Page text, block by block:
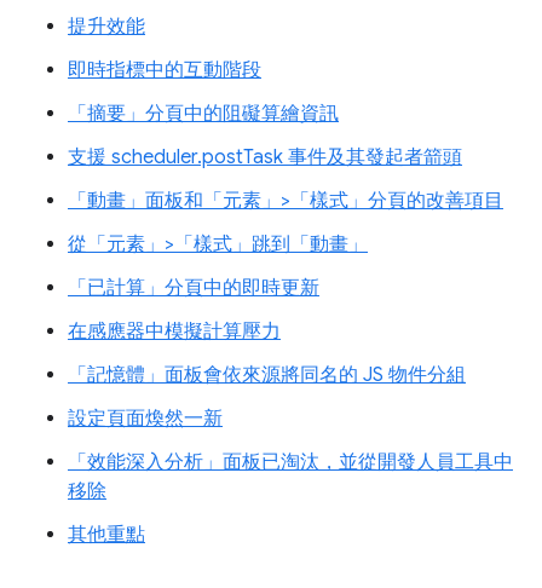
提升效能
即時指標中的互動階段
「摘要」分頁中的阻礙算繪資訊
支援 scheduler.postTask 事件及其發起者箭頭
「動畫」面板和「元素」>「樣式」分頁的改善項目
從「元素」>「樣式」跳到「動畫」
「已計算」分頁中的即時更新
在感應器中模擬計算壓力
「記憶體」面板會依來源將同名的 JS 物件分組
設定頁面煥然一新
「效能深入分析」面板已淘汰，並從開發人員工具中
移除
其他重點